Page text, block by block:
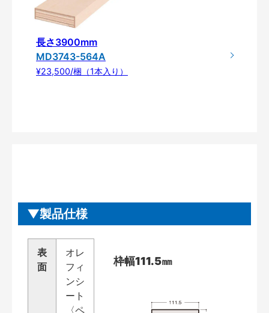
長さ3900mm
MD3743-564A
¥23,500/梱（1本入り）
製品仕様
表
面
オレ
フィ
ンシ
ート
〈ペ
枠幅111.5㎜